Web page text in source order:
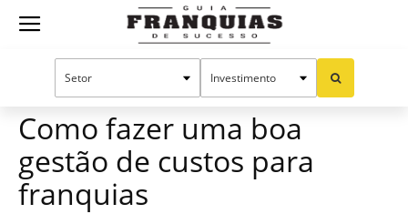
Guia
Como fazer uma boa
gestão de custos para
franquias